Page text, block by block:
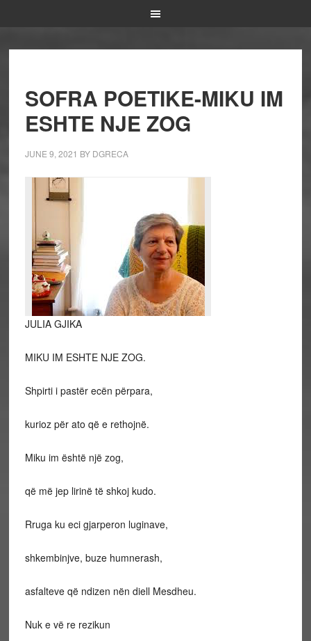
SOFRA POETIKE-MIKU IM
ESHTE NJE ZOG
JUNE 9, 2021 BY DGRECA
JULIA GJIKA
MIKU IM ESHTE NJE ZOG.
Shpirti i pastër ecën përpara,
kurioz për ato që e rethojnë.
Miku im është një zog,
që më jep lirinë të shkoj kudo.
Rruga ku eci gjarperon luginave,
shkembinjve, buze humnerash,
asfalteve që ndizen nën diell Mesdheu.
Nuk e vë re rezikun